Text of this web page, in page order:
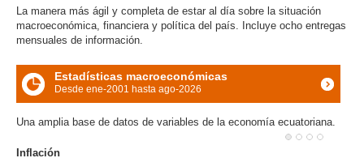
La manera más ágil y completa de estar al día sobre la situación
macroeconómica, financiera y política del país. Incluye ocho entregas
mensuales de información.
icon
Estadísticas macroeconómicas
Desde ene-2001 hasta ago-2026
Una amplia base de datos de variables de la economía ecuatoriana.